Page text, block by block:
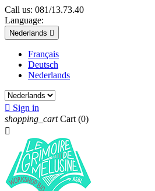
Call us: 081/13.73.40
Language:
Nederlands 
Français
Deutsch
Nederlands
 Sign in
shopping_cart Cart (0)
